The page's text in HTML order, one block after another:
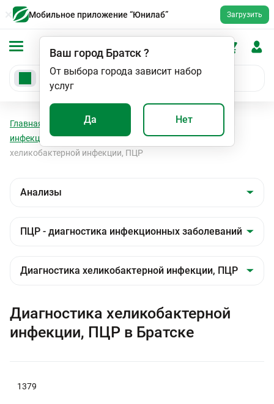
Мобильное приложение “Юнилаб” Загрузить
Ваш город Братск?
От выбора города зависит набор
услуг
Да Нет
Главная Анализы
ПЦР - диагностика
инфекционных заболеваний
Диагностика
хеликобактерной инфекции, ПЦР
Диагностика хеликобактерной
инфекции, ПЦР в Братске
1379